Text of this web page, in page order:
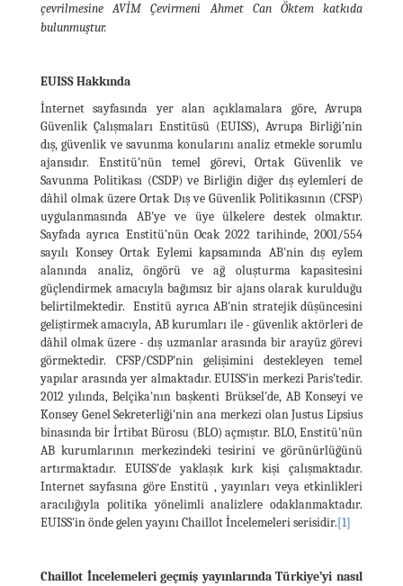
çevrilmesine AVİM Çevirmeni Ahmet Can Öktem katkıda
bulunmuştur.
EUISS Hakkında
İnternet sayfasında yer alan açıklamalara göre, Avrupa
Güvenlik Çalışmaları Enstitüsü (EUISS), Avrupa Birliği’nin
dış, güvenlik ve savunma konularını analiz etmekle sorumlu
ajansıdır. Enstitü’nün temel görevi, Ortak Güvenlik ve
Savunma Politikası (CSDP) ve Birliğin diğer dış eylemleri de
dâhil olmak üzere Ortak Dış ve Güvenlik Politikasının (CFSP)
uygulanmasında AB'ye ve üye ülkelere destek olmaktır.
Sayfada ayrıca Enstitü’nün Ocak 2022 tarihinde, 2001/554
sayılı Konsey Ortak Eylemi kapsamında AB'nin dış eylem
alanında analiz, öngörü ve ağ oluşturma kapasitesini
güçlendirmek amacıyla bağımsız bir ajans olarak kurulduğu
belirtilmektedir. Enstitü ayrıca AB'nin stratejik düşüncesini
geliştirmek amacıyla, AB kurumları ile - güvenlik aktörleri de
dâhil olmak üzere - dış uzmanlar arasında bir arayüz görevi
görmektedir. CFSP/CSDP’nin gelişimini destekleyen temel
yapılar arasında yer almaktadır. EUISS’in merkezi Paris’tedir.
2012 yılında, Belçika'nın başkenti Brüksel'de, AB Konseyi ve
Konsey Genel Sekreterliği'nin ana merkezi olan Justus Lipsius
binasında bir İrtibat Bürosu (BLO) açmıştır. BLO, Enstitü'nün
AB kurumlarının merkezindeki tesirini ve görünürlüğünü
artırmaktadır. EUISS'de yaklaşık kırk kişi çalışmaktadır.
Internet sayfasına göre Enstitü , yayınları veya etkinlikleri
aracılığıyla politika yönelimli analizlere odaklanmaktadır.
EUISS'in önde gelen yayını Chaillot İncelemeleri serisidir.[1]
Chaillot İncelemeleri geçmiş yayınlarında Türkiye’yi nasıl